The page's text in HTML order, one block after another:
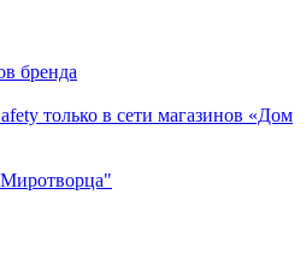
бренда
только в сети магазинов «Дом